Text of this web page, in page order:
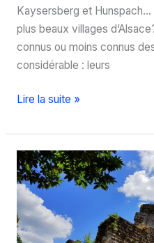
Kaysersberg et
plus beaux villages
connus ou moins connus
considérable : leurs
Top
des
plus
beaux
villages
d’Alsace
Lire la suite »